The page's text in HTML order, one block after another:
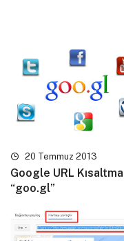
20 Temmuz 2013
Google URL Kısaltma
“goo.gl”